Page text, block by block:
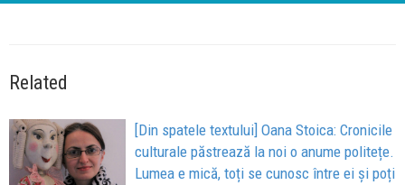
Related
[Din spatele textului] Oana Stoica: Cronicile
culturale păstrează la noi o anume politețe.
Lumea e mică, toți se cunosc între ei și poți